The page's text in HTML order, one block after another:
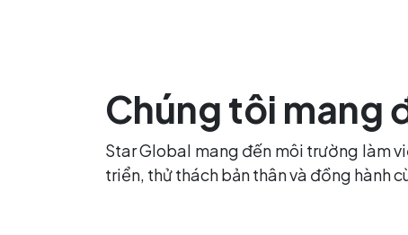
Chúng tôi mang
Star Global mang đến môi trường làm
triển, thử thách bản thân và đồng hành